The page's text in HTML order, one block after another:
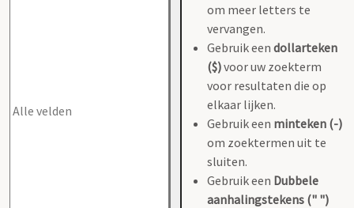
om meer letters te
vervangen.
Gebruik een dollarteken
($)voor uw zoekterm
voor resultaten die op
elkaar lijken.
Gebruik een minteken (-)
om zoektermen uit te
sluiten.
Gebruik een Dubbele
aanhalingstekens (" ")